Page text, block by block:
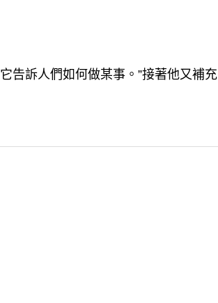
告訴人們如何做某事。”接著他又補充